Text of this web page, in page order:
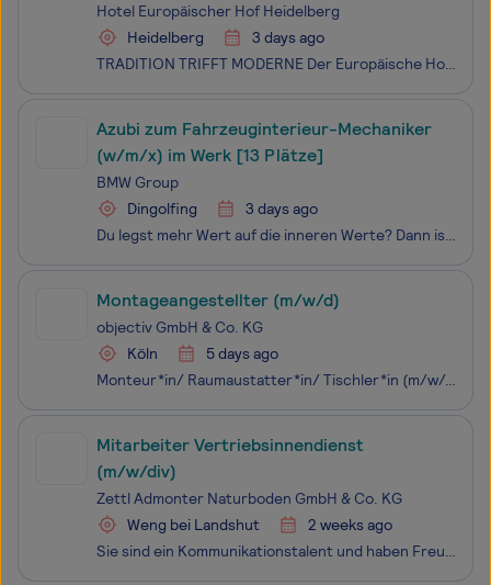
Hotel Europäischer Hof Heidelberg
Heidelberg
3 days ago
TRADITION TRIFFT MODERNE Der Europäische Hof Heidelberg ist ein in vierter Generation privat geführtes 5 Sterne Superior Hotel mit 119 Zimmern und Suiten. Zusätzlich bietet das von seinen Mitarbeitenden liebevoll "Europ" genannte Hotel 5 Serviced-Apartments. Kulinarisch verwöhnt werden Gäste des Eur
Azubi zum Fahrzeuginterieur-Mechaniker
(w/m/x) im Werk [13 Plätze]
BMW Group
Dingolfing
3 days ago
Du legst mehr Wert auf die inneren Werte? Dann ist diese Ausbildung genau das Richtige für dich. Denn hier bist du Allround-Expert:in für die verschiedensten Materialien und gestaltest die Innenräume unserer Fahrzeuge nach allen Regeln der Kunst. Ob Leder, Kunststoffe oder Textilien, du fertigst mit
Montageangestellter (m/w/d)
objectiv GmbH & Co. KG
Köln
5 days ago
Monteur*in/ Raumaustatter*in/ Tischler*in (m/w/d) für AkustikmontageDu montierst unsere Akustikprodukte in Büros, Kitas, Schulen oder Studios und gelegentlich in Privatwohnungen.Dazu kommen auch spannende Aufgaben in der Werkstatt, im Lager und in der Produktion.
Mitarbeiter Vertriebsinnendienst
(m/w/div)
Zettl Admonter Naturboden GmbH & Co. KG
Weng bei Landshut
2 weeks ago
Sie sind ein Kommunikationstalent und haben Freude am Kundenkontakt? Dann werden Sie, zum nächstmöglichen Zeitpunkt, Teil unseres Teams! Wir sind ein inhabergeführtes Handelsunternehmen für exklusive Landhausdielen der Heimatdiele Zettl (www.heimatdiele-zettl.com) und der Admonter Holzindustrie AG